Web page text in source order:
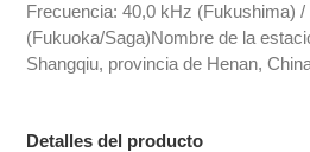
Frecuencia: 40,0 kHz (Fukushima) /
(Fukuoka/Saga)Nombre de la
Shangqiu, provincia de Henan,
Detalles del producto